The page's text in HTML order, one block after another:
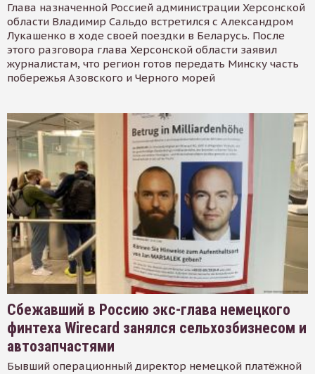
Глава назначенной Россией администрации Херсонской
области Владимир Сальдо встретился с Александром
Лукашенко в ходе своей поездки в Беларусь. После
этого разговора глава Херсонской области заявил
журналистам, что регион готов передать Минску часть
побережья Азовского и Черного морей
Сбежавший в Россию экс-глава немецкого
финтеха Wirecard занялся сельхозбизнесом и
автозапчастями
Бывший операционный директор немецкой платёжной